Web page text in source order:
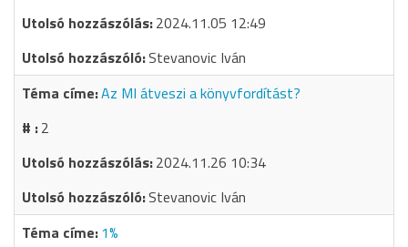
2024.11.05 12:49
Stevanovic Iván
Az MI átveszi a könyvfordítást?
2
2024.11.26 10:34
Stevanovic Iván
1%